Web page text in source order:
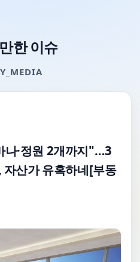
한 이슈
나·정원 2개까지"…3
산가 유혹하네[부동